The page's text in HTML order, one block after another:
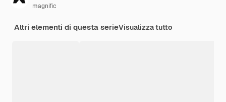
magnific
Altri elementi di questa serieVisualizza tutto